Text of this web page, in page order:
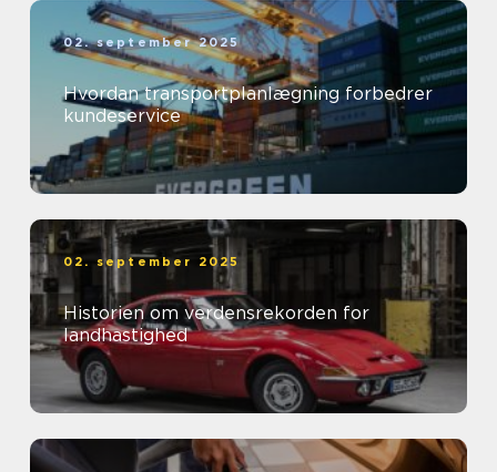
02. september 2025
Hvordan transportplanlægning forbedrer
kundeservice
02. september 2025
Historien om verdensrekorden for
landhastighed